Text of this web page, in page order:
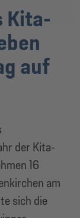
Kita-
auf
der Kita-
16
am
sich die